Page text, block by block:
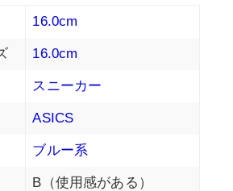
16.0cm
16.0cm
スニーカー
ASICS
ブルー系
B（使用感がある）